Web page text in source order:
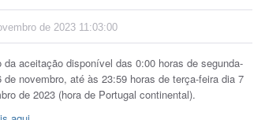
de 2023 11:03:00
da aceitação disponível das 0:00 horas de segunda-
de novembro, até às 23:59 horas de terça-feira dia 7
de 2023 (hora de Portugal continental).